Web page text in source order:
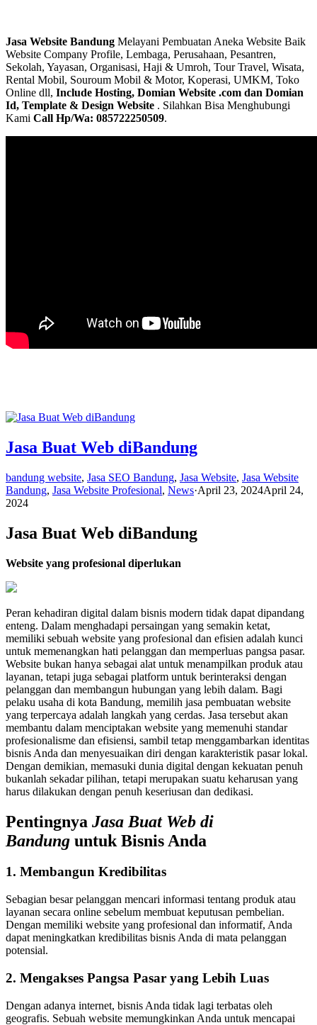
Jasa Website Bandung Melayani Pembuatan Aneka Website Baik
Website Company Profile, Lembaga, Perusahaan, Pesantren,
Sekolah, Yayasan, Organisasi, Haji & Umroh, Tour Travel, Wisata,
Rental Mobil, Souroum Mobil & Motor, Koperasi, UMKM, Toko
Online dll, Include Hosting, Domian Website .com dan Domian
Id, Template & Design Website . Silahkan Bisa Menghubungi
Kami Call Hp/Wa: 085722250509.
Jasa Buat Web diBandung
bandung website, Jasa SEO Bandung, Jasa Website, Jasa Website
Bandung, Jasa Website Profesional, News·April 23, 2024April 24,
2024
Jasa Buat Web diBandung
Website yang profesional diperlukan
Peran kehadiran digital dalam bisnis modern tidak dapat dipandang
enteng. Dalam menghadapi persaingan yang semakin ketat,
memiliki sebuah website yang profesional dan efisien adalah kunci
untuk memenangkan hati pelanggan dan memperluas pangsa pasar.
Website bukan hanya sebagai alat untuk menampilkan produk atau
layanan, tetapi juga sebagai platform untuk berinteraksi dengan
pelanggan dan membangun hubungan yang lebih dalam. Bagi
pelaku usaha di kota Bandung, memilih jasa pembuatan website
yang terpercaya adalah langkah yang cerdas. Jasa tersebut akan
membantu dalam menciptakan website yang memenuhi standar
profesionalisme dan efisiensi, sambil tetap menggambarkan identitas
bisnis Anda dan menyesuaikan diri dengan karakteristik pasar lokal.
Dengan demikian, memasuki dunia digital dengan kekuatan penuh
bukanlah sekadar pilihan, tetapi merupakan suatu keharusan yang
harus dilakukan dengan penuh keseriusan dan dedikasi.
Pentingnya Jasa Buat Web di
Bandung untuk Bisnis Anda
1. Membangun Kredibilitas
Sebagian besar pelanggan mencari informasi tentang produk atau
layanan secara online sebelum membuat keputusan pembelian.
Dengan memiliki website yang profesional dan informatif, Anda
dapat meningkatkan kredibilitas bisnis Anda di mata pelanggan
potensial.
2. Mengakses Pangsa Pasar yang Lebih Luas
Dengan adanya internet, bisnis Anda tidak lagi terbatas oleh
geografis. Sebuah website memungkinkan Anda untuk mencapai